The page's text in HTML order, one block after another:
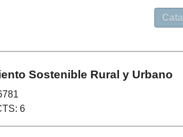
Sostenible Rural y Urbano
6